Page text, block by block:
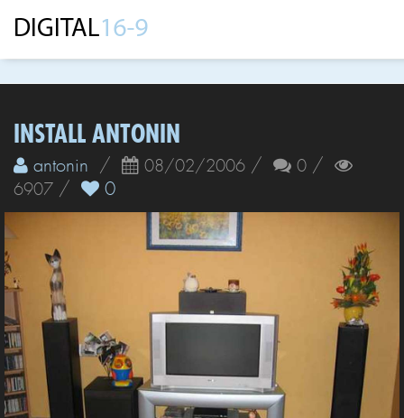
INSTALL ANTONIN
antonin / 08/02/2006 / 0 /
6907 / 0